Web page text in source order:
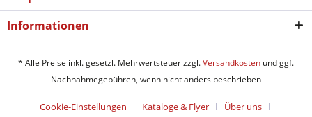
Informationen
* Alle Preise inkl. gesetzl. Mehrwertsteuer zzgl.Versandkosten und ggf.
Nachnahmegebühren, wenn nicht anders beschrieben
Cookie-Einstellungen Kataloge & Flyer
Über uns